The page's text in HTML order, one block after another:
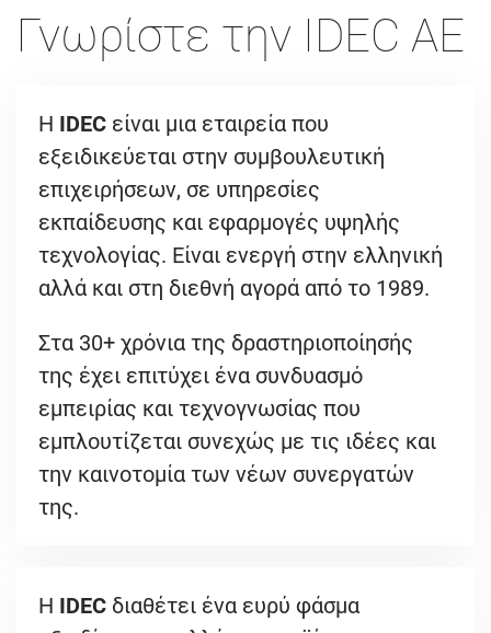
Γνωρίστε την IDEC AE
Η IDEC είναι μια εταιρεία που
εξειδικεύεται στην συμβουλευτική
επιχειρήσεων, σε υπηρεσίες
εκπαίδευσης και εφαρμογές υψηλής
τεχνολογίας. Είναι ενεργή στην ελληνική
αλλά και στη διεθνή αγορά από το 1989.
Στα 30+ χρόνια της δραστηριοποίησής
της έχει επιτύχει ένα συνδυασμό
εμπειρίας και τεχνογνωσίας που
εμπλουτίζεται συνεχώς με τις ιδέες και
την καινοτομία των νέων συνεργατών
της.
Η IDEC διαθέτει ένα ευρύ φάσμα